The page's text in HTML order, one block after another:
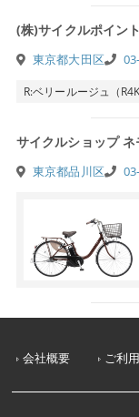
(株)サイクルポイン
東京都大田区
R:ベリールージュ（
サイクルショップ ネ
東京都品川区
会社概要 ご利